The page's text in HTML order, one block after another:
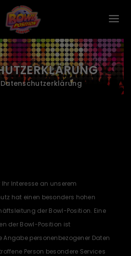
Datenschutzerklärung
Interesse an unserem
hat einen besonders hohen
der Bowl-Position. Eine
der Bowl-Position ist
personenbezogener Daten
Person besondere Services